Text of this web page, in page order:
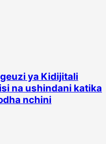
ya Kidijitali
na ushindani katika
nchini